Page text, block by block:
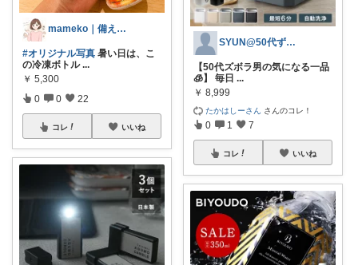
mameko｜備える暮らし
#オリジナル写真 暑い日は、こ
の冷凍ボトル ...
￥ 5,300
0 0 22
コレ いいね
SYUN@50代ずぼらダイエッター
【50代ズボラ男の気になる一品
🧊】 毎日 ...
￥ 8,999
たかはしーさん さんのコレ！
0 1 7
コレ いいね